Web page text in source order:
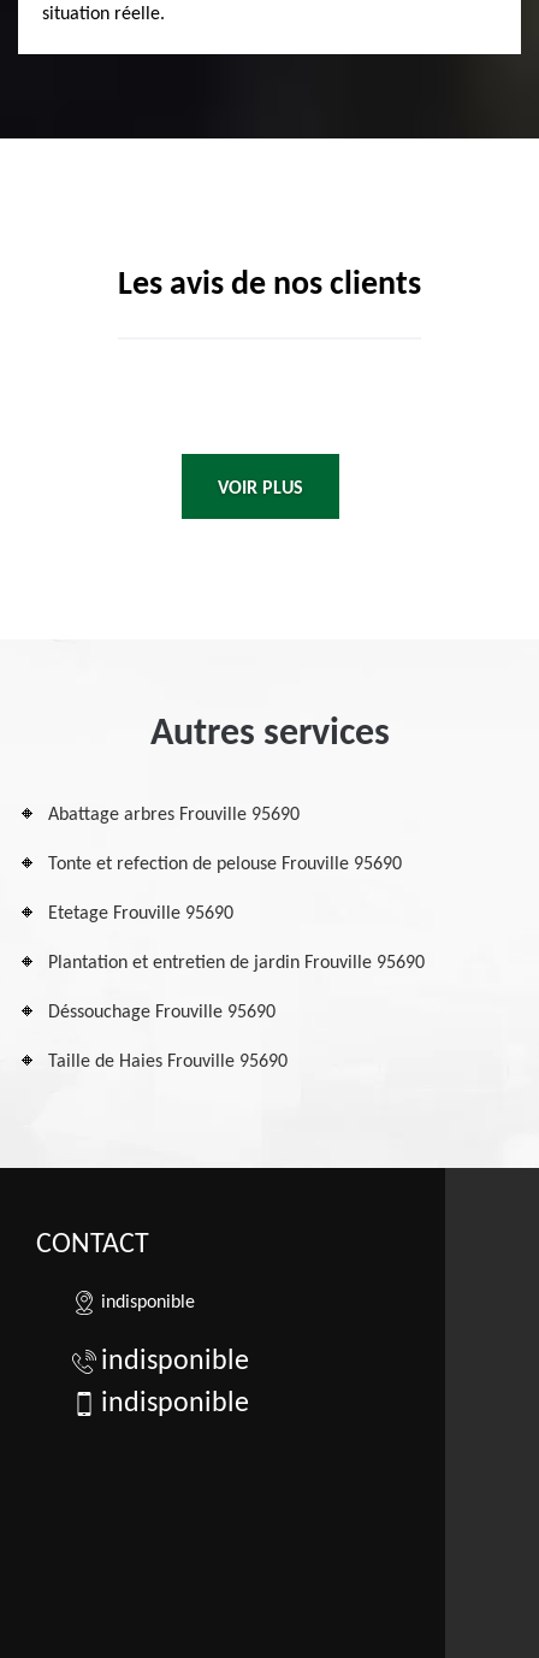
situation réelle.
Les avis de nos clients
VOIR PLUS
Autres services
Abattage arbres Frouville 95690
Tonte et refection de pelouse Frouville 95690
Etetage Frouville 95690
Plantation et entretien de jardin Frouville 95690
Déssouchage Frouville 95690
Taille de Haies Frouville 95690
CONTACT
indisponible
indisponible
indisponible